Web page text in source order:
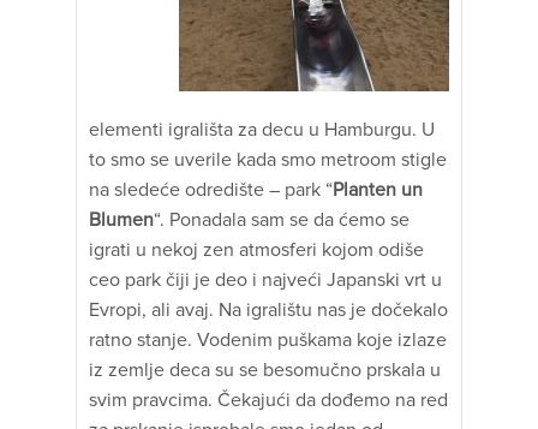
elementi igrališta za decu u Hamburgu. U
to smo se uverile kada smo metroom stigle
na sledeće odredište – park “Planten un
Blumen“. Ponadala sam se da ćemo se
igrati u nekoj zen atmosferi kojom odiše
ceo park čiji je deo i najveći Japanski vrt u
Evropi, ali avaj. Na igralištu nas je dočekalo
ratno stanje. Vodenim puškama koje izlaze
iz zemlje deca su se besomučno prskala u
svim pravcima. Čekajući da dođemo na red